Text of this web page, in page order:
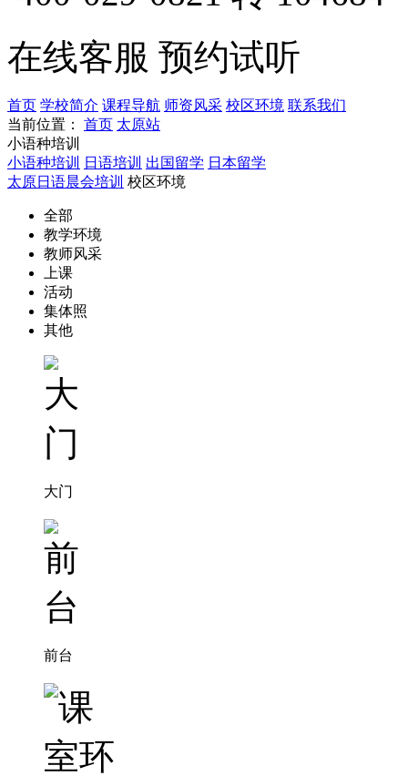
在线客服 预约试听
首页 学校简介 课程导航 师资风采 校区环境 联系我们
当前位置：
首页 太原站
小语种培训
小语种培训
日语培训 出国留学 日本留学
太原日语晨会培训 校区环境
全部
教学环境
教师风采
上课
活动
集体照
其他
大门
前台